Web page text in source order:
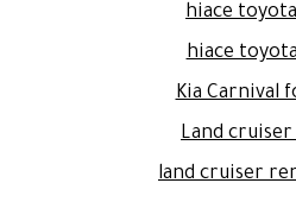
hiace
hiace
Kia Carnival
Land
land cruiser